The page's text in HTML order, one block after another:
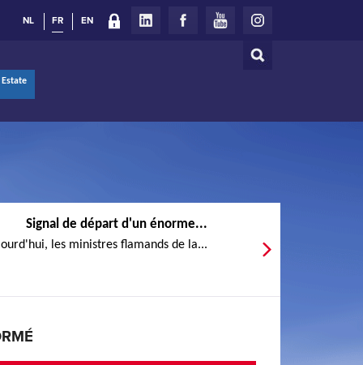
Rechercher
NL FR EN
Estate
Signal de départ d'un énorme...
les ministres flamands de la...